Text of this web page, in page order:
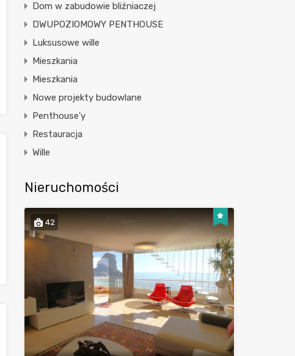
Dom w zabudowie bliźniaczej
DWUPOZIOMOWY PENTHOUSE
Luksusowe wille
Mieszkania
Mieszkania
Nowe projekty budowlane
Penthouse'y
Restauracja
Wille
Nieruchomości
42